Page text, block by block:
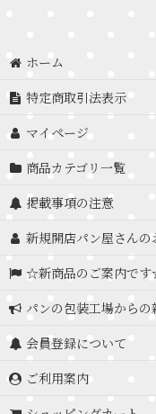
ホーム
特定商取引法表示
マイページ
商品カテゴリ一覧
掲載事項の注意
新規開店パン屋さんの
☆新商品のご案内で
パンの包装工場から
会員登録について
ご利用案内